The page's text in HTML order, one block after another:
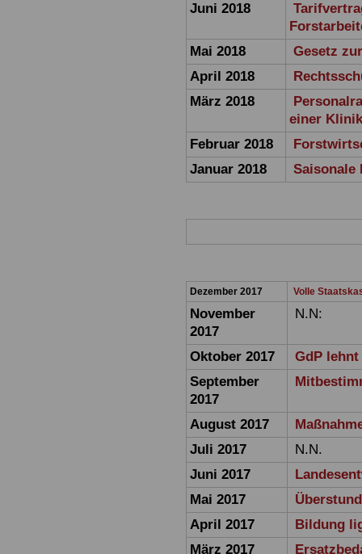
Juni 2018
Mai 2018
Gesetz
April 2018
März 2018
einer Klinik
Februar 2018
Januar 2018
Saisonale
Dezember 2017 Volle
November
2017
N.N:
Oktober 2017
GdP
September
2017
August 2017
Juli 2017
N.N.
Juni 2017
Mai 2017
April 2017
Bildung
März 2017